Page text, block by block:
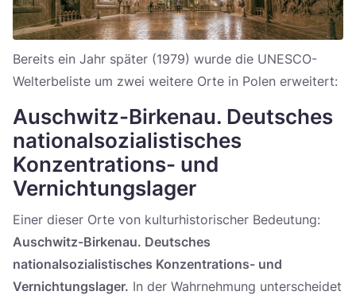
Bereits ein Jahr später (1979) wurde die UNESCO-
Welterbeliste um zwei weitere Orte in Polen erweitert:
Auschwitz-Birkenau. Deutsches
nationalsozialistisches
Konzentrations- und
Vernichtungslager
Einer dieser Orte von kulturhistorischer Bedeutung:
Auschwitz-Birkenau. Deutsches
nationalsozialistisches Konzentrations- und
Vernichtungslager. In der Wahrnehmung unterscheidet